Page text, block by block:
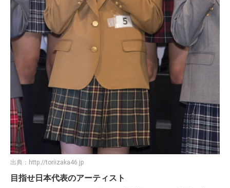
出典： http://toriizaka46.jp
目指せ日本代表のアーティスト